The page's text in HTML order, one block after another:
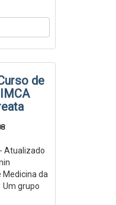
de
Atualizado
Medicina da
Um grupo